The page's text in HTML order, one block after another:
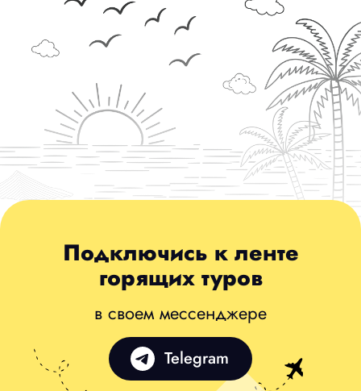
Подключись к ленте
горящих туров
в своем мессенджере
Telegram